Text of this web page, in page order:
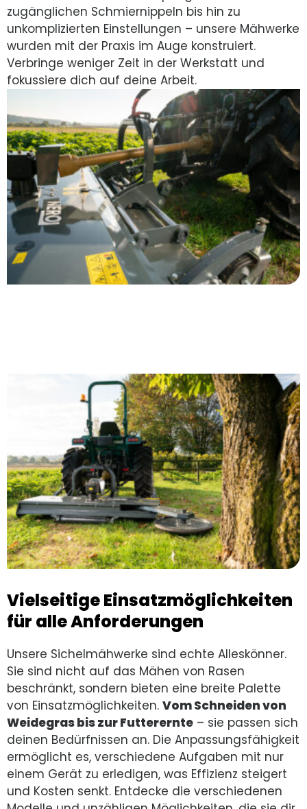
zugänglichen Schmiernippeln bis hin zu
unkomplizierten Einstellungen – unsere Mähwerke
wurden mit der Praxis im Auge konstruiert.
Verbringe weniger Zeit in der Werkstatt und
fokussiere dich auf deine Arbeit.
Vielseitige Einsatzmöglichkeiten
für alle Anforderungen
Unsere Sichelmähwerke sind echte Alleskönner.
Sie sind nicht auf das Mähen von Rasen
beschränkt, sondern bieten eine breite Palette
von Einsatzmöglichkeiten. Vom Schneiden von
Weidegras bis zur Futterernte – sie passen sich
deinen Bedürfnissen an. Die Anpassungsfähigkeit
ermöglicht es, verschiedene Aufgaben mit nur
einem Gerät zu erledigen, was Effizienz steigert
und Kosten senkt. Entdecke die verschiedenen